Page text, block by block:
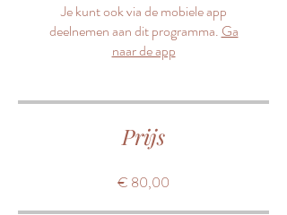
Je kunt ook via de mobiele app
deelnemen aan dit programma. Ga
naar de app
Prijs
€ 80,00